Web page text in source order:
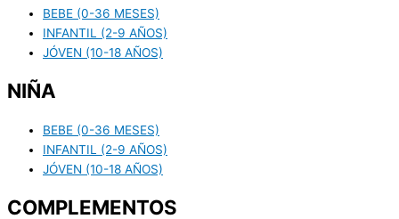
BEBE (0-36 MESES)
INFANTIL (2-9 AÑOS)
JÓVEN (10-18 AÑOS)
NIÑA
BEBE (0-36 MESES)
INFANTIL (2-9 AÑOS)
JÓVEN (10-18 AÑOS)
COMPLEMENTOS